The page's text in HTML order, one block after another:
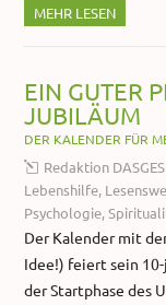
MEHR LESEN
EIN GUTER
JUBILÄUM
DER KALENDER FÜR
Redaktion
Lebenshilfe,
Psychologie,
Der Kalender mit
Idee!) feiert sein
der Startphase des